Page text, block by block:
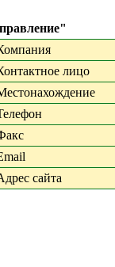
лицо
сайта